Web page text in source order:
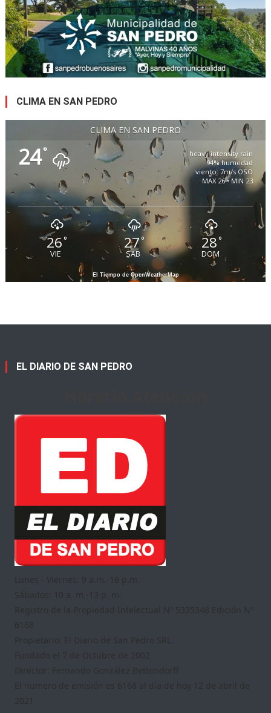
CLIMA EN SAN PEDRO
CLIMA EN SAN PEDRO
24°
heavy intensity rain
94% humedad
viento: 7m/s OSO
MAX 26 • MIN 23
26°
VIE
27 °
SAB
28°
DOM
El Tiempo de OpenWeatherMap
EL DIARIO DE SAN PEDRO
Lunes - Viernes: 9 a.m.-16 p.m.
Sábados: 10 a. m.-13 p. m.
Registro de la Propiedad Intelectual Nº 5335348 Edición Nº
6168
Propietario: El Diario de San Pedro SRL.
Fundado el 7 de Octubre de 2002
Director: Fernando González Bettendorff
El numero de emisión es 6168 al día de hoy 12 de abril de
2021